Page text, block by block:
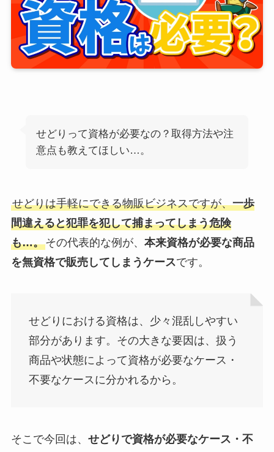
せどりって資格が必要なの？取得方法や注
意点も教えてほしい…。
せどりは手軽にできる物販ビジネスですが、一歩
間違えると犯罪を犯して捕まってしまう危険
も…。その代表的な例が、 本来資格が必要な商品
を無資格で販売してしまうケースです。
せどりにおける資格は、少々混乱しやすい
部分があります。その大きな要因は、扱う
商品や状態によって資格が必要なケース・
不要なケースに分かれるから。
そこで今回は、 せどりで資格が必要なケース・不